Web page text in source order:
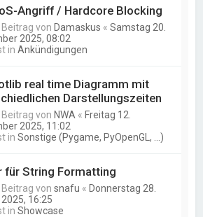
Angriff / Hardcore Blocking
Beitrag von Damaskus «Samstag 20.
2025, 08:02
inAnkündigungen
real time Diagramm mit
Darstellungszeiten
Beitrag von NWA « Freitag 12.
2025, 11:02
inSonstige (Pygame, PyOpenGL, ...)
für String Formatting
Beitrag vonsnafu « Donnerstag 28.
16:25
inShowcase